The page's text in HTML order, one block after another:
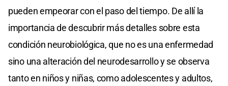
pueden empeorar con el paso del tiempo. De allí la
importancia de descubrir más detalles sobre esta
condición neurobiológica, que no es una enfermedad
sino una alteración del neurodesarrollo y se observa
tanto en niños y niñas, como adolescentes y adultos,